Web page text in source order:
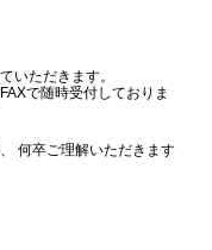
ただきます。
で随時受付しておりま
何卒ご理解いただきます